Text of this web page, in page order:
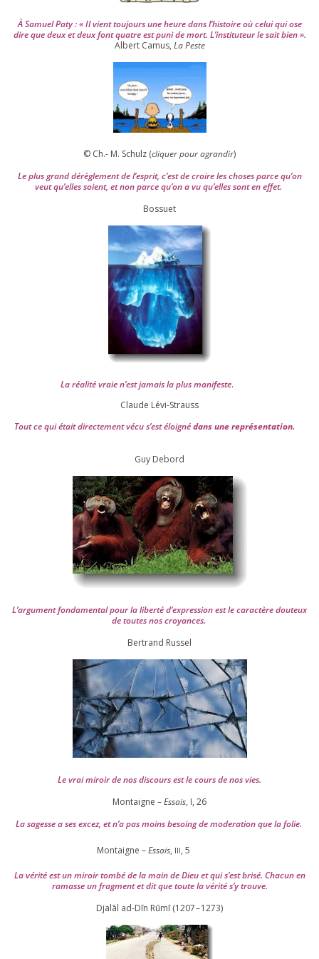
À Samuel Paty : « Il vient tou­jours une heure dans l’his­toire où celui qui ose
dire que deux et deux font quatre est puni de mort. L’instituteur le sait bien ».
Albert Camus, La Peste
© Ch.- M. Schulz (cli­quer pour agran­dir)
Le plus grand dérè­gle­ment de l’es­prit, c’est de croire les choses parce qu’on
veut qu’elles soient, et non parce qu’on a vu qu’elles sont en effet.
Bossuet
La réa­lité vraie n’est jamais la plus mani­feste.
Claude Lévi-Strauss
Tout ce qui était direc­te­ment vécu s’est éloi­gnédans une repré­sen­ta­tion.
Guy Debord
L’argument fon­da­men­tal pour la liber­té d’expression est le carac­tère dou­teux
de toutes nos croyances.
Ber­trand Russel
Le vrai miroir de nos dis­cours est le cours de nos vies.
Montaigne –Essais, I, 26
La sagesse a ses excez, et n’a pas moins besoing de mode­ra­tion que la folie.
Montaigne –Essais, III, 5
La véri­té est un miroir tom­bé de la main de Dieu et qui s’est bri­sé. Chacun en
ramasse un frag­ment et dit que toute la véri­té s’y trouve.
Djalāl ad-Dīn Rūmī (1207–1273)